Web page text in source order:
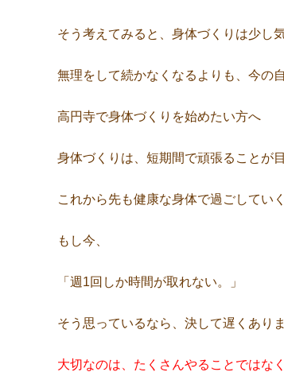
そう考えてみると、身体づくりは少し
無理をして続かなくなるよりも、今の
高円寺で身体づくりを始めたい方へ
身体づくりは、短期間で頑張ることが
これから先も健康な身体で過ごしてい
もし今、
「週1回しか時間が取れない。」
そう思っているなら、決して遅くありま
大切なのは、たくさんやることではな